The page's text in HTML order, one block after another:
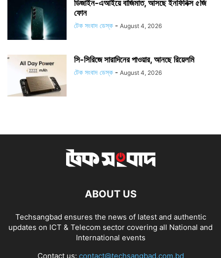
ডিজাইন-এআইয়ে বাজিমাত, আসছে ইনফিনিক্স ৫জি
ফোন
টেক সংবাদ ডেস্ক - August 4, 2026
সি-সিরিজে সারাদিনের পাওয়ার, আনছে রিয়েলমি
টেক সংবাদ ডেস্ক - August 4, 2026
ABOUT US
Techsangbad ensures the news of latest and authentic
updates on ICT & Telecom sector covering all National and
International events
Contact us: contact@techsangbad.com.bd